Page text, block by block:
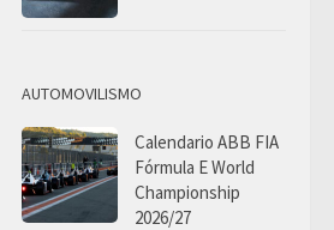
AUTOMOVILISMO
Calendario ABB FIA
Fórmula E World
Championship
2026/27